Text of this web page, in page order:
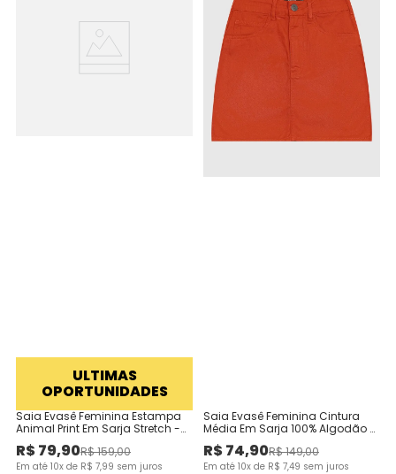
ULTIMAS
OPORTUNIDADES
Saia Evasê Feminina Estampa
Animal Print Em Sarja Stretch -
ENFM
R$79,90R$159,00
Em até 10x de R$ 7,99 sem juros
Saia Evasê Feminina Cintura
Média Em Sarja 100% Algodão -
ENFIM
R$74,90R$149,00
Em até 10x de R$ 7,49 sem juros